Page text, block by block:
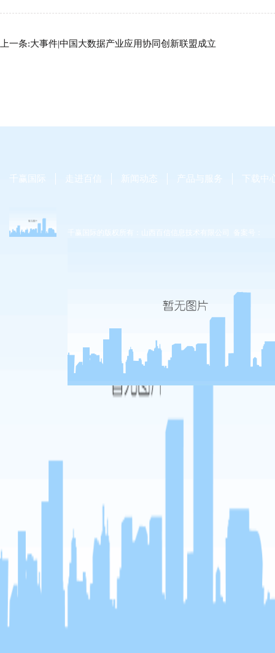
上一条:大事件|中国大数据产业应用协同创新联盟成立
千赢国际 走进百信 新闻动态 产品与服务 下载中
千赢国际的版权所有：山西百信信息技术有限公司 备案号：